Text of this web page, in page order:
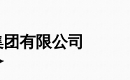
有限公司